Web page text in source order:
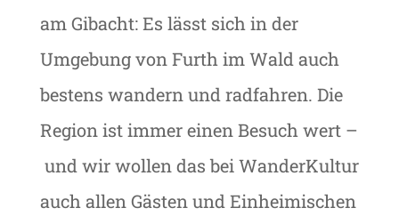
am Gibacht: Es lässt sich in der
Umgebung von Furth im Wald auch
bestens wandern und radfahren. Die
Region ist immer einen Besuch wert –
und wir wollen das bei WanderKultur
auch allen Gästen und Einheimischen